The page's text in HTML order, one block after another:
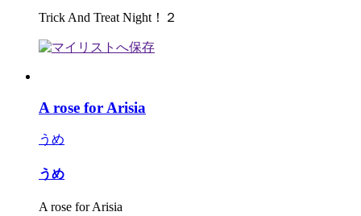
Trick And Treat Night！２
A rose for Arisia
うめ
うめ
A rose for Arisia